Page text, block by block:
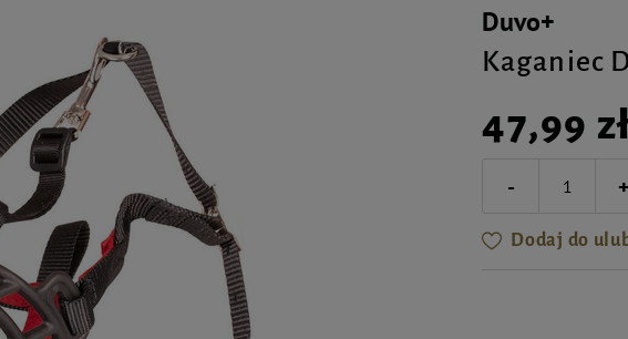
Duvo+
Kaganiec
47,99
-
Dodaj do